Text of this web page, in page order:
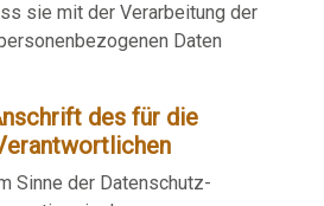
sie mit der Verarbeitung der
Daten
des für die
Sinne der Datenschutz-